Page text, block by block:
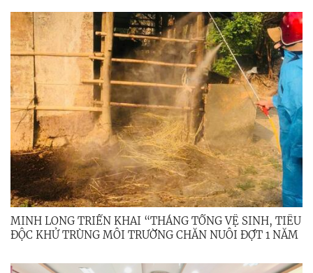
MINH LONG TRIỂN KHAI “THÁNG TỔNG VỆ SINH, TIÊU
ĐỘC KHỬ TRÙNG MÔI TRƯỜNG CHĂN NUÔI ĐỢT 1 NĂM